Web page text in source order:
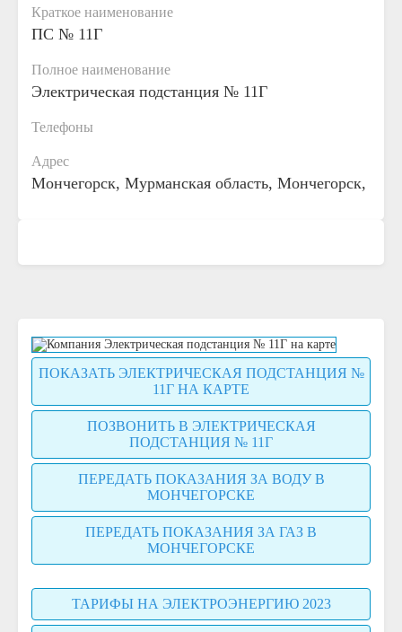
Краткое наименование
ПС № 11Г
Полное наименование
Электрическая подстанция № 11Г
Телефоны
Адрес
Мончегорск, Мурманская область, Мончегорск,
ПОКАЗАТЬ ЭЛЕКТРИЧЕСКАЯ ПОДСТАНЦИЯ №
11Г НА КАРТЕ
ПОЗВОНИТЬ В ЭЛЕКТРИЧЕСКАЯ
ПОДСТАНЦИЯ № 11Г
ПЕРЕДАТЬ ПОКАЗАНИЯ ЗА ВОДУ В
МОНЧЕГОРСКЕ
ПЕРЕДАТЬ ПОКАЗАНИЯ ЗА ГАЗ В
МОНЧЕГОРСКЕ
ТАРИФЫ НА ЭЛЕКТРОЭНЕРГИЮ 2023